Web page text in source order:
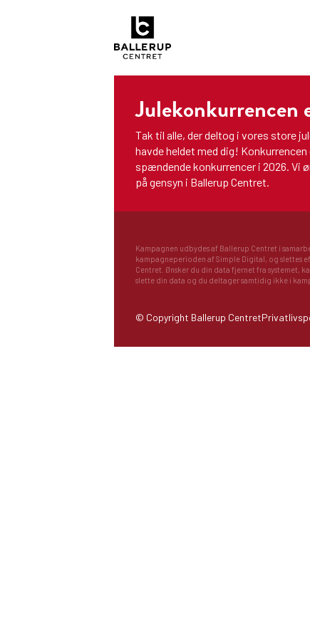
Julekonkurrencen
Tak til alle, der deltog i vores store
havde heldet med dig!
spændende konkurrencer i 2026. Vi
på gensyn i Ballerup Centret.
Kampagnen udbydes af Ballerup Centret i
kampagneperioden af Simple Digital, og slettes
Centret. Ønsker du din data fjernet fra systemet,
slette din data og du deltager samtidig ikke i
© Copyright Ballerup Centret